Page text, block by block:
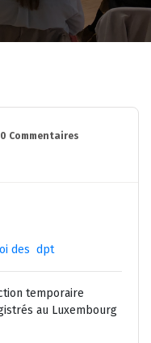
Commentaires
des dpt
temporaire
au Luxembourg